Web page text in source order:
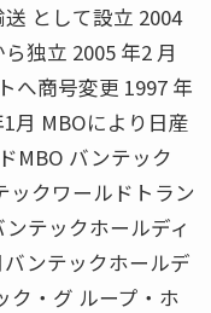
として設立 2004
独立 2005 年2 月
へ商号変更 1997 年
月 MBOにより日産
MBO バンテック
ックワールドトラン
テックホールディ
ンテックホールデ
ク・グ ループ・ホ